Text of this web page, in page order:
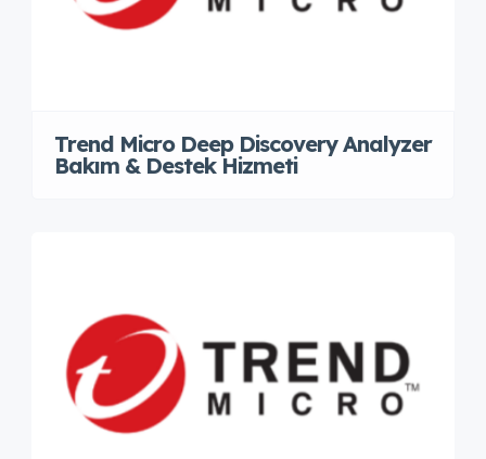
Trend Micro Deep Discovery Analyzer
Bakım & Destek Hizmeti